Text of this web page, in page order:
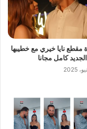
مقطع نايا خيري مع خطيبها